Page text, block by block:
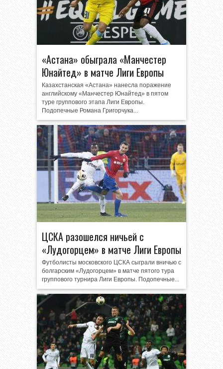
«Астана» обыграла «Манчестер
Юнайтед» в матче Лиги Европы
Казахстанская «Астана» нанесла поражение
английскому «Манчестер Юнайтед» в пятом
туре группового этапа Лиги Европы.
Подопечные Романа Григорчука...
ЦСКА разошелся ничьей с
«Лудогорцем» в матче Лиги Европы
Футболисты московского ЦСКА сыграли вничью с
болгарским «Лудогорцем» в матче пятого тура
группового турнира Лиги Европы. Подопечные...